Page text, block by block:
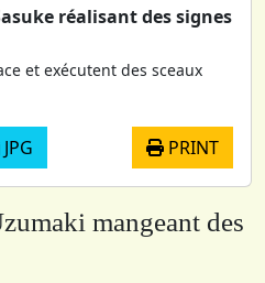
réalisant des signes
et exécutent des sceaux
JPG PRINT
mangeant des